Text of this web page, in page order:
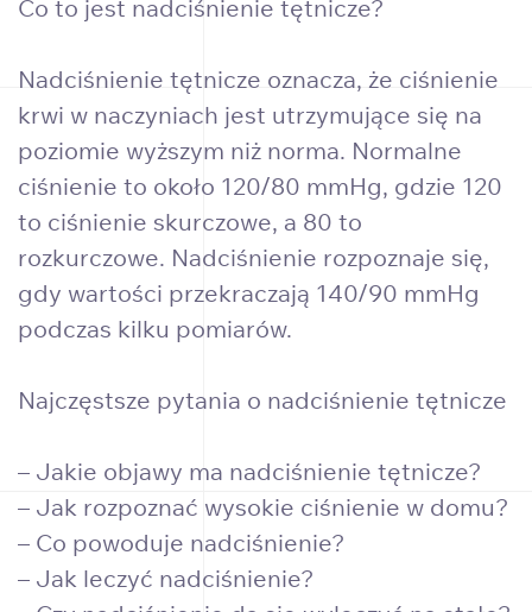
Co to jest nadciśnienie tętnicze?
Nadciśnienie tętnicze oznacza, że ciśnienie
krwi w naczyniach jest utrzymujące się na
poziomie wyższym niż norma. Normalne
ciśnienie to około 120/80 mmHg, gdzie 120
to ciśnienie skurczowe, a 80 to
rozkurczowe. Nadciśnienie rozpoznaje się,
gdy wartości przekraczają 140/90 mmHg
podczas kilku pomiarów.
Najczęstsze pytania o nadciśnienie tętnicze
– Jakie objawy ma nadciśnienie tętnicze?
– Jak rozpoznać wysokie ciśnienie w domu?
– Co powoduje nadciśnienie?
– Jak leczyć nadciśnienie?